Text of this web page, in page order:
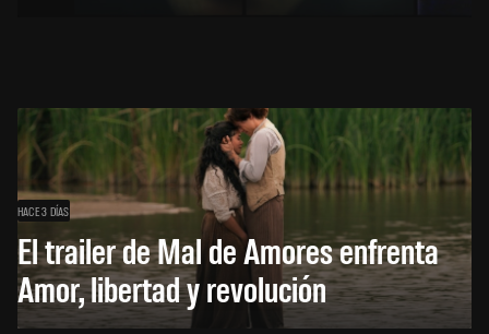
HACE 3 DÍAS
El trailer de Mal de Amores enfrenta
Amor, libertad y revolución